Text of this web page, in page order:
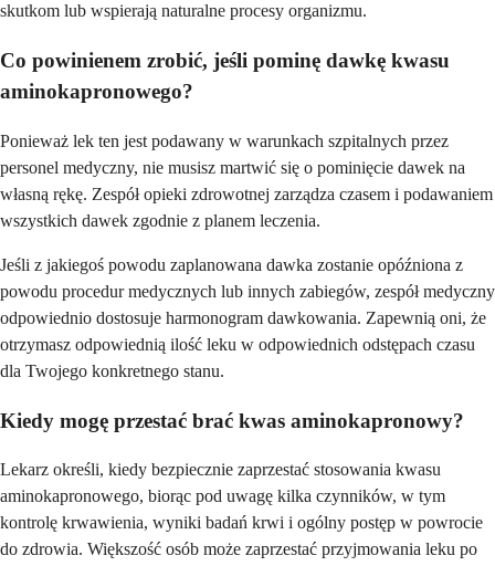
skutkom lub wspierają naturalne procesy organizmu.
Co powinienem zrobić, jeśli pominę dawkę kwasu
aminokapronowego?
Ponieważ lek ten jest podawany w warunkach szpitalnych przez
personel medyczny, nie musisz martwić się o pominięcie dawek na
własną rękę. Zespół opieki zdrowotnej zarządza czasem i podawaniem
wszystkich dawek zgodnie z planem leczenia.
Jeśli z jakiegoś powodu zaplanowana dawka zostanie opóźniona z
powodu procedur medycznych lub innych zabiegów, zespół medyczny
odpowiednio dostosuje harmonogram dawkowania. Zapewnią oni, że
otrzymasz odpowiednią ilość leku w odpowiednich odstępach czasu
dla Twojego konkretnego stanu.
Kiedy mogę przestać brać kwas aminokapronowy?
Lekarz określi, kiedy bezpiecznie zaprzestać stosowania kwasu
aminokapronowego, biorąc pod uwagę kilka czynników, w tym
kontrolę krwawienia, wyniki badań krwi i ogólny postęp w powrocie
do zdrowia. Większość osób może zaprzestać przyjmowania leku po